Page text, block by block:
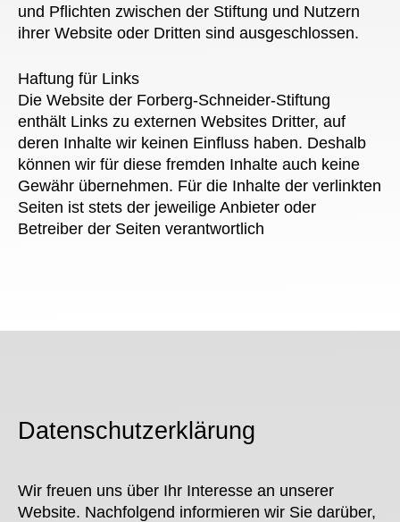
und Pflichten zwischen der Stiftung und Nutzern
ihrer Website oder Dritten sind ausgeschlossen.
Haftung für Links
Die Website der Forberg-Schneider-Stiftung
enthält Links zu externen Websites Dritter, auf
deren Inhalte wir keinen Einfluss haben. Deshalb
können wir für diese fremden Inhalte auch keine
Gewähr übernehmen. Für die Inhalte der verlinkten
Seiten ist stets der jeweilige Anbieter oder
Betreiber der Seiten verantwortlich
Datenschutzerklärung
Wir freuen uns über Ihr Interesse an unserer
Website. Nachfolgend informieren wir Sie darüber,